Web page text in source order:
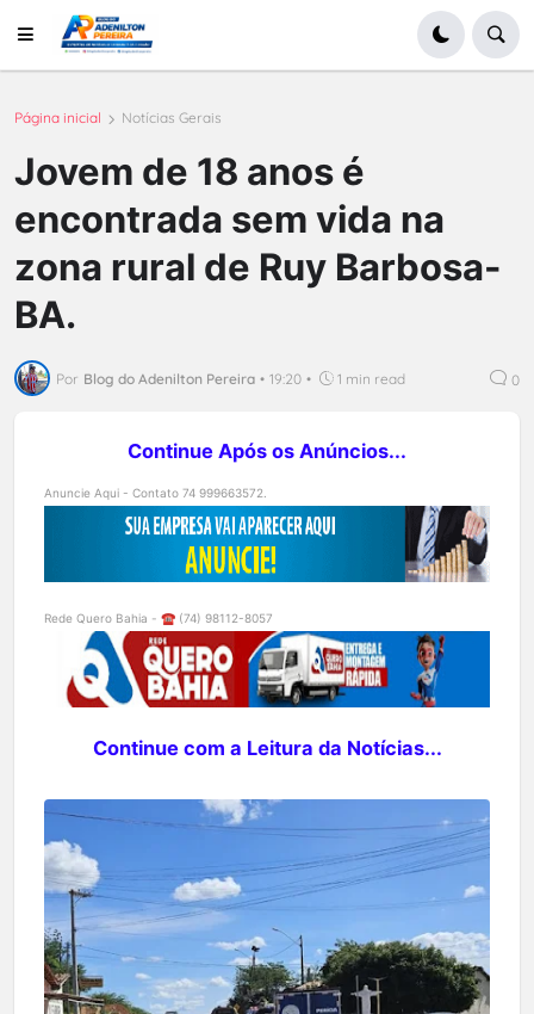
Página inicial Notícias Gerais
Jovem de 18 anos é
encontrada sem vida na
zona rural de Ruy Barbosa-
BA.
Por Blog do Adenilton Pereira • 19:20 • 1 min read 0
Continue Após os Anúncios...
Anuncie Aqui - Contato 74 999663572.
Rede Quero Bahia - ☎️ (74) 98112-8057
Continue com a Leitura da Notícias...